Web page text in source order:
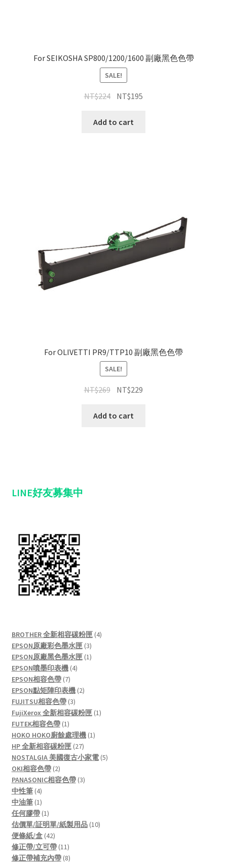
For SEIKOSHA SP800/1200/1600 副廠黑色色帶
SALE!
NT$224 NT$195
Add to cart
For OLIVETTI PR9/TTP10 副廠黑色色帶
SALE!
NT$269 NT$229
Add to cart
LINE好友募集中
BROTHER 全新相容碳粉匣 44
EPSON原廠彩色墨水匣 33
products
EPSON原廠黑色墨水匣 11
EPSON噴墨印表機 44
EPSON相容色帶 77
products
EPSON點矩陣印表機 22
FUJITSU相容色帶 33
products
FujiXerox 全新相容碳粉匣 11
FUTEK相容色帶 11
product
HOKO HOKO廚餘處理機 11
HP 全新相容碳粉匣 2727
products
NOSTALGIA 美國復古小家電 55
OKI相容色帶 22
products
PANASONIC相容色帶 33
中性筆 44
products
中油筆 11
product
任何膠帶 11
product
估價單/証明單/紙製用品 1010
便條紙/盒 4242
products
修正帶/立可帶 1111
products
修正帶補充內帶 88